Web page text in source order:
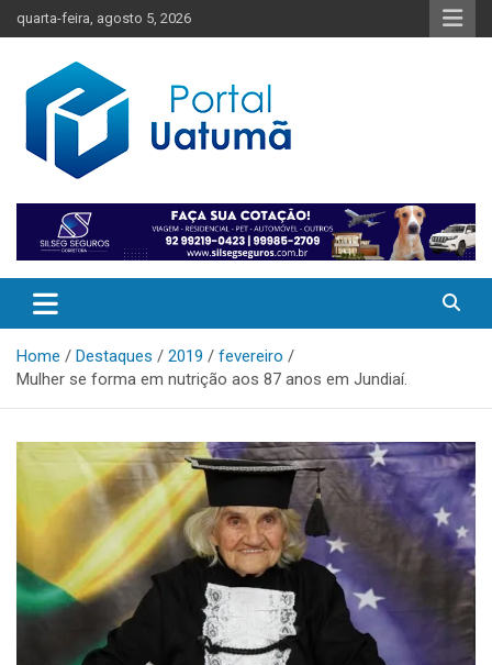
to
quarta-feira, agosto 5, 2026
Portal Uatumã
Home Destaques 2019
fevereiro
Mulher se forma em nutrição aos 87 anos em Jundiaí.